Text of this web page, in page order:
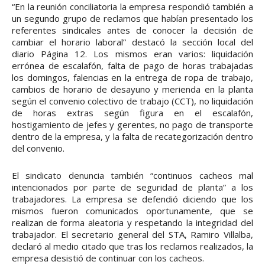
“En la reunión conciliatoria la empresa respondió también a
un segundo grupo de reclamos que habían presentado los
referentes sindicales antes de conocer la decisión de
cambiar el horario laboral” destacó la sección local del
diario Página 12. Los mismos eran varios: liquidación
errónea de escalafón, falta de pago de horas trabajadas
los domingos, falencias en la entrega de ropa de trabajo,
cambios de horario de desayuno y merienda en la planta
según el convenio colectivo de trabajo (CCT), no liquidación
de horas extras según figura en el escalafón,
hostigamiento de jefes y gerentes, no pago de transporte
dentro de la empresa, y la falta de recategorización dentro
del convenio.
El sindicato denuncia también “continuos cacheos mal
intencionados por parte de seguridad de planta” a los
trabajadores. La empresa se defendió diciendo que los
mismos fueron comunicados oportunamente, que se
realizan de forma aleatoria y respetando la integridad del
trabajador. El secretario general del STA, Ramiro Villalba,
declaró al medio citado que tras los reclamos realizados, la
empresa desistió de continuar con los cacheos.